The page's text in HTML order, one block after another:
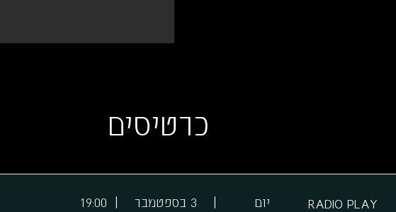
כרטיסים
19:00 |
3 בספטמבר
|
יום
RADIO PLAY